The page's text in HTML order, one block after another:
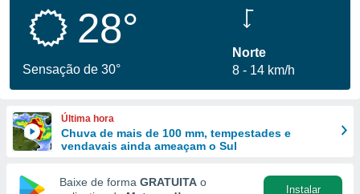
e
forma
28°
Sensação de 30°
Norte
8
14 km/h
Última hora
Chuva de mais de 100 mm, tempestades e
vendavais ainda ameaçam o Sul
Baixe de forma GRATUITA o
Instalar